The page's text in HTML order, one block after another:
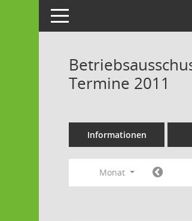
Toggle navigation
Termine 2011
Informationen
Monat